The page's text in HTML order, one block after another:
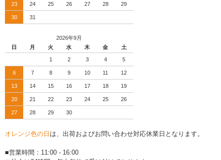
23 24 25 26 27 28 29
30 31
2026年9月
日
月 火 水 木 金 土
1 2 3 4 5
6 7 8 9 10 11 12
13 14 15 16 17 18 19
20 21 22 23 24 25 26
27 28 29 30
オレンジ色の日 は、出荷およびお問い合わせ対応休業日となります。
■営業時間：11:00 - 16:00